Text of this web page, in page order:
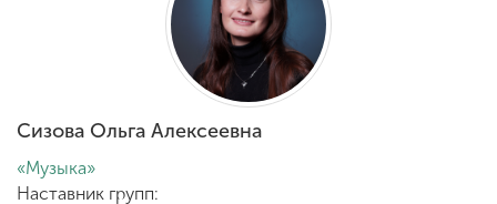
Абитуриенту
Обучение
Сизова Ольга Алексеевна
«Музыка»
Наставник групп: